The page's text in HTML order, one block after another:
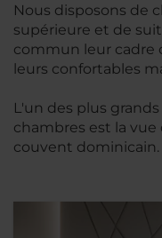
Nous disposons de
supérieure et de
commun leur cadre
leurs confortables
L'un des plus
chambres est la
couvent dominicain.